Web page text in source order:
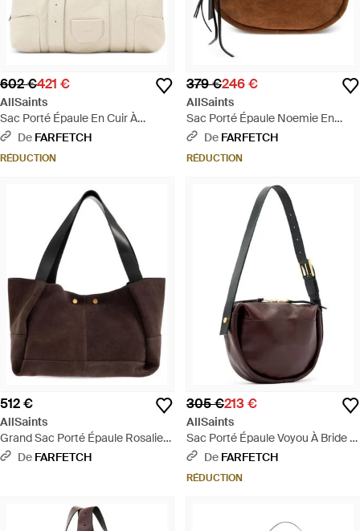
602 €421 €
AllSaints
Sac Porté Épaule En Cuir À
Boucle - Neutre
De FARFETCH
RÉDUCTION
379 €246 €
AllSaints
Sac Porté Épaule Noemie En
Daim - Marron
De FARFETCH
RÉDUCTION
512 €
AllSaints
Grand Sac Porté Épaule Rosalie
En Daim - Marron
De FARFETCH
305 €213 €
AllSaints
Sac Porté Épaule Voyou À Bride À
Boucle Médium - Marron
De FARFETCH
RÉDUCTION